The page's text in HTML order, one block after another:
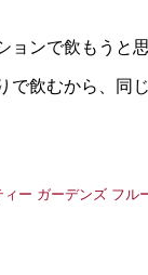
ョンで飲もうと
飲むから、同